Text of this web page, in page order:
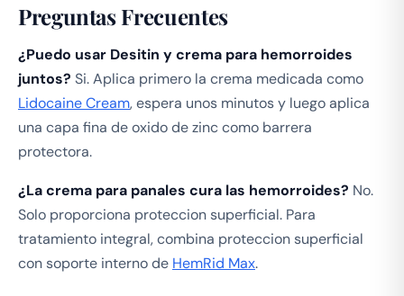
Preguntas Frecuentes
¿Puedo usar Desitin y crema para hemorroides
juntos? Si. Aplica primero la crema medicada como
Lidocaine Cream, espera unos minutos y luego aplica
una capa fina de oxido de zinc como barrera
protectora.
¿La crema para panales cura las hemorroides? No.
Solo proporciona proteccion superficial. Para
tratamiento integral, combina proteccion superficial
con soporte interno de HemRid Max.